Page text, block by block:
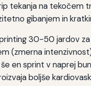
tekanja na tekočem
gibanjem in
30-50 jardov
(zmerna
en sprint v naprej
boljše